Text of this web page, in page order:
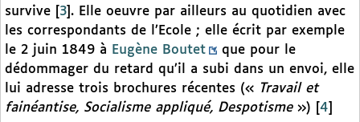
survive
3 . Elle oeuvre par ailleurs au quotidien avec
les correspondants de l’Ecole ; elle écrit par exemple
le 2 juin 1849 à Eugène Boutet
que pour le
dédommager du retard qu’il a subi dans un envoi, elle
lui adresse trois brochures récentes (« Travail et
fainéantise, Socialisme appliqué, Despotisme») 4